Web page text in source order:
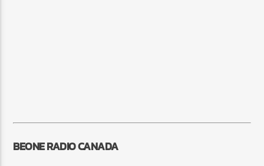
BEONE RADIO CANADA